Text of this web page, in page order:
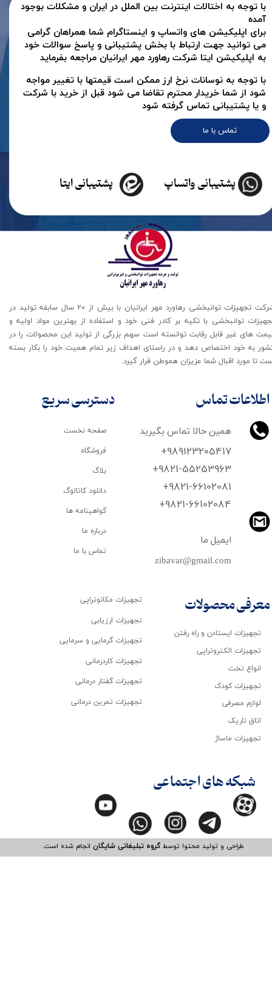
تماس با ما
با توجه به اختالات اینترنت بین الملل در ایران و مشکلات بوجود
آمده
برای اپلیکیشن های واتساپ و اینستاگرام شما همراهان گرامی
می توانید جهت ارتباط با بخش پشتیبانی و پاسخ سوالات خود
به اپلیکیشن ایتا شرکت رهاورد مهر ایرانیان مراجعه بفرماید
پشتیبانی ایتا پشتیبانی واتساپ
با توجه به نوسانات نرخ ارز ممکن است قیمتها با تغییر مواجه
شود از شما خریدار محترم تقاضا می شود قبل از خرید با شرکت
و یا پشتیبانی تماس گرفته شود
اطلاعات تماس
همین حالا تماس بگیرید
+989123205417
+9821-55253963
+9821-66102081
​​​​​​​+9821-66102084
zibavar@gmail.com
ایمیل ما
شرکت تجهیزات توانبخشی رهاورد مهر ایرانیان با بیش از 20 سال سابقه تولید در
توانبخشی با تکیه بر کادر فنی خود و استفاده از بهترین مواد اولیه و
های غیر قابل رقابت توانسته است سهم بزرگی از تولید این محصولات را در
به خود اختصاص دهد و در راستای اهداف زیر تمام همیت خود را بکار بسته
تا مورد اقبال شما عزیزان هموطن قرار گیرد​​​​​​​.
طراحی و تولید محتوا توسطگروه تبلیغاتی شایگانانجام شده است.​​​​​​​
تجهیزات ایستادن و راه رفتن
تجهیزات الکتروتراپی
انواع تخت
تجهیزات کودک
لوازم مصرفی
اتاق تاریک
تجهیزات ماساژ
صفحه نخست
فروشگاه
بلاگ
دانلود کاتالوگ
گواهینامه ها
درباره ما
تماس با ما
تجهیزات مکانوتراپی
تجهیزات ارزیابی
تجهیزات گرمایی و سرمایی
تجهیزات کاردرمانی
تجهیزات گفتار درمانی
تجهیزات تمرین درمانی
دسترسی سریع
معرفی محصولات
شبکه های اجتماعی